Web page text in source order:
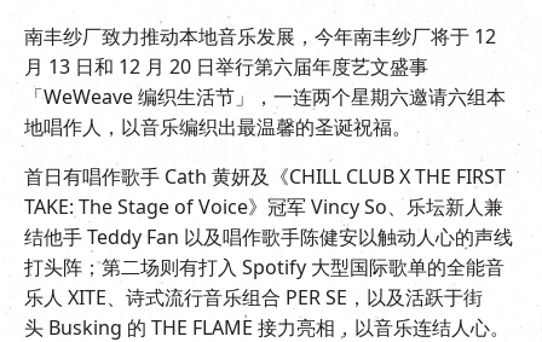
EN|繁
南丰纱厂致力推动本地音乐发展，今年南丰纱厂将于 12
月 13 日和 12 月 20 日举行第六届年度艺文盛事
「WeWeave 编织生活节」，一连两个星期六邀请六组本
地唱作人，以音乐编织出最温馨的圣诞祝福。
首日有唱作歌手 Cath 黄妍及《CHILL CLUB X THE FIRST
TAKE: The Stage of Voice》冠军 Vincy So、乐坛新人兼
结他手 Teddy Fan 以及唱作歌手陈健安以触动人心的声线
打头阵；第二场则有打入 Spotify 大型国际歌单的全能音
乐人 XITE、诗式流行音乐组合 PER SE，以及活跃于街
头 Busking 的 THE FLAME 接力亮相，以音乐连结人心。